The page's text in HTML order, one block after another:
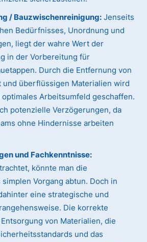
/ Bauzwischenreinigung: Jenseits
Bedürfnisses, Unordnung und
liegt der wahre Wert der
in der Vorbereitung für
Durch die Entfernung von
und überflüssigen Materialien wird
Arbeitsumfeld geschaffen.
potenzielle Verzögerungen, da
ohne Hindernisse arbeiten
und Fachkenntnisse:
könnte man die
Vorgang abtun. Doch in
eine strategische und
Die korrekte
von Materialien, die
und das